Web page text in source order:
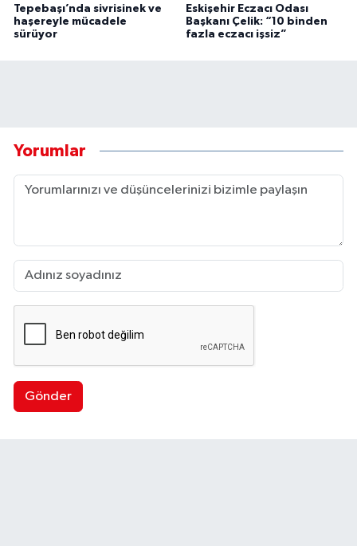
Tepebaşı’nda sivrisinek ve
haşereyle mücadele
sürüyor
Eskişehir Eczacı Odası
Başkanı Çelik: “10 binden
fazla eczacı işsiz”
Yorumlar
Gönder